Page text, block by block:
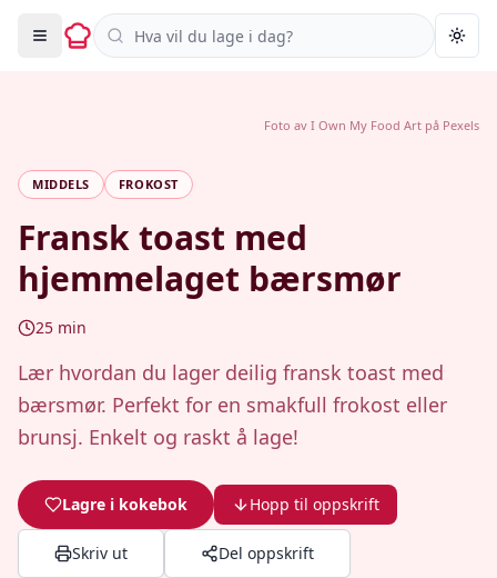
Søk i oppskrifter
MIDDELS FROKOST
Fransk toast med
hjemmelaget bærsmør
25 min
Lær hvordan du lager deilig fransk toast med
bærsmør. Perfekt for en smakfull frokost eller
brunsj. Enkelt og raskt å lage!
Lagre i kokebok Hopp til oppskrift
Skriv ut Del oppskrift
Foto av I Own My Food Art på Pexels